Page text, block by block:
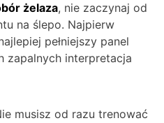
żelaza, nie zaczynaj od
na ślepo. Najpierw
pełniejszy panel
zapalnych interpretacja
musisz od razu trenować